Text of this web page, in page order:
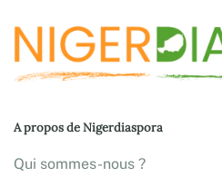
A propos de Nigerdiaspora
Qui sommes-nous ?